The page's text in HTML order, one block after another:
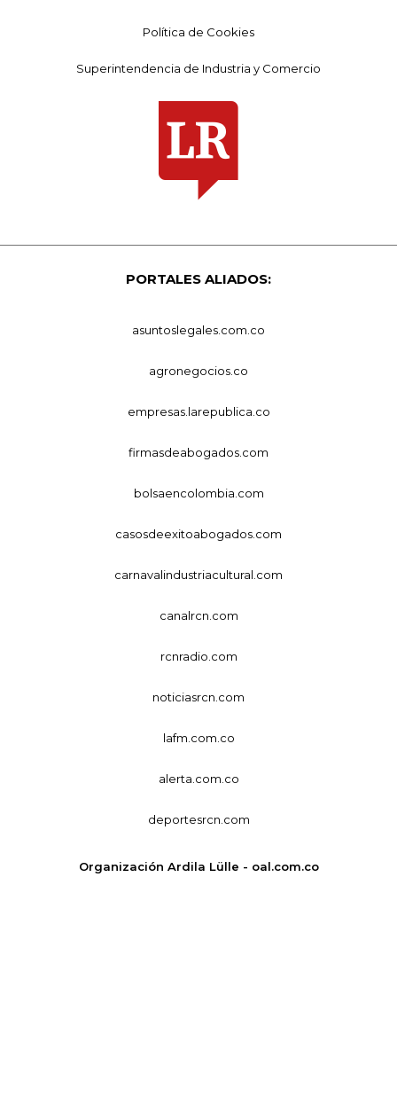
Política de Cookies
Superintendencia de Industria y Comercio
PORTALES ALIADOS:
asuntoslegales.com.co
agronegocios.co
empresas.larepublica.co
firmasdeabogados.com
bolsaencolombia.com
casosdeexitoabogados.com
carnavalindustriacultural.com
canalrcn.com
rcnradio.com
noticiasrcn.com
lafm.com.co
alerta.com.co
deportesrcn.com
Organización Ardila Lülle - oal.com.co